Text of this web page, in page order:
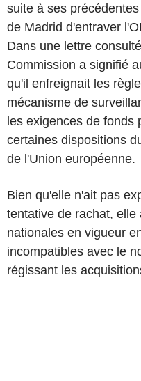
suite à ses
de Madrid d'entraver
Dans une lettre
Commission a signifié
qu'il enfreignait les
mécanisme de
les exigences de fonds
certaines dispositions
de l'Union européenne.
Bien qu'elle n'ait pas
tentative de rachat,
nationales en vigueur
incompatibles avec le
régissant les